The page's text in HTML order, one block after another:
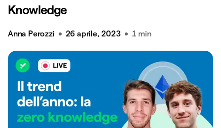
Knowledge
Anna Perozzi 26 aprile, 2023 1 min